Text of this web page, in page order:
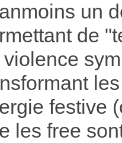
un
de
violence
festive
les free